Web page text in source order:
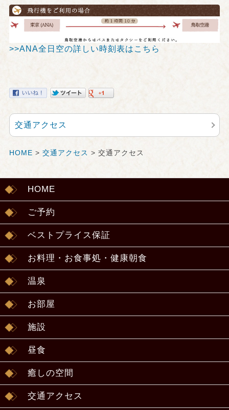
>>ANA全日空の詳しい時刻表はこちら
交通アクセス
HOME > 交通アクセス > 交通アクセス
HOME
ご予約
ベストプライス保証
お料理・お食事処・健康朝食
温泉
お部屋
施設
昼食
癒しの空間
交通アクセス